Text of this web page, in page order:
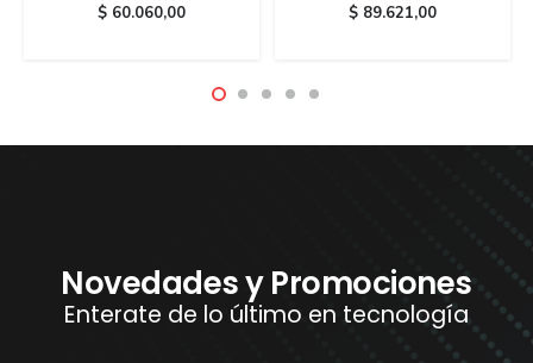
$60.060,00 $89.621,00
Novedades y Promociones
Enterate de lo último en tecnología